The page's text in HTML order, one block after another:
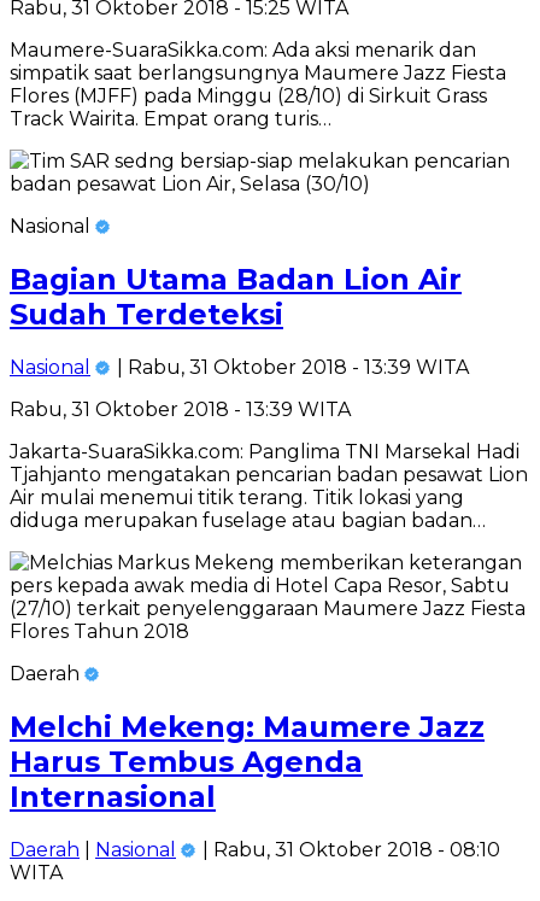
Rabu, 31 Oktober 2018 - 15:25 WITA
Maumere-SuaraSikka.com: Ada aksi menarik dan
simpatik saat berlangsungnya Maumere Jazz Fiesta
Flores (MJFF) pada Minggu (28/10) di Sirkuit Grass
Track Wairita. Empat orang turis…
Nasional
Bagian Utama Badan Lion Air
Sudah Terdeteksi
Nasional
| Rabu, 31 Oktober 2018 - 13:39 WITA
Rabu, 31 Oktober 2018 - 13:39 WITA
Jakarta-SuaraSikka.com: Panglima TNI Marsekal Hadi
Tjahjanto mengatakan pencarian badan pesawat Lion
Air mulai menemui titik terang. Titik lokasi yang
diduga merupakan fuselage atau bagian badan…
Daerah
Melchi Mekeng: Maumere Jazz
Harus Tembus Agenda
Internasional
Daerah Nasional
| Rabu, 31 Oktober 2018 - 08:10
WITA